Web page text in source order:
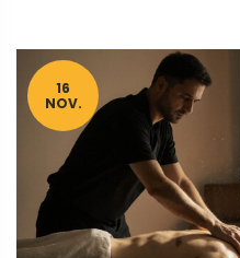
16
NOV.